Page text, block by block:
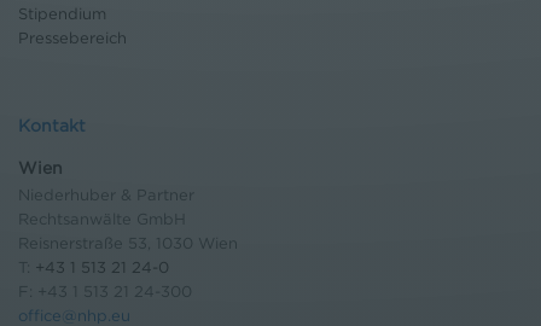
Stipendium
Pressebereich
Kontakt
Wien
Niederhuber & Partner
Rechtsanwälte GmbH
Reisnerstraße 53, 1030 Wien
+43 1 513 21 24-0
F: +43 1 513 21 24-300
office@nhp.eu